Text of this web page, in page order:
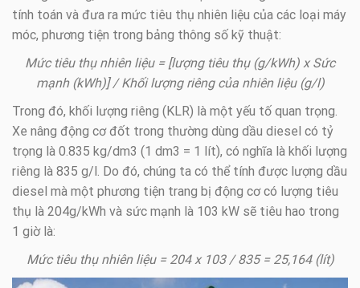
tính toán và đưa ra mức tiêu thụ nhiên liệu của các loại máy
móc, phương tiện trong bảng thông số kỹ thuật:
Mức tiêu thụ nhiên liệu = [lượng tiêu thụ (g/kWh) x Sức
mạnh (kWh)] / Khối lượng riêng của nhiên liệu (g/l)
Trong đó, khối lượng riêng (KLR) là một yếu tố quan trọng.
Xe nâng động cơ đốt trong thường dùng dầu diesel có tỷ
trọng là 0.835 kg/dm3 (1 dm3 = 1 lít), có nghĩa là khối lượng
riêng là 835 g/l. Do đó, chúng ta có thể tính được lượng dầu
diesel mà một phương tiện trang bị động cơ có lượng tiêu
thụ là 204g/kWh và sức mạnh là 103 kW sẽ tiêu hao trong
1 giờ là:
Mức tiêu thụ nhiên liệu = 204 x 103 / 835 = 25,164 (lít)